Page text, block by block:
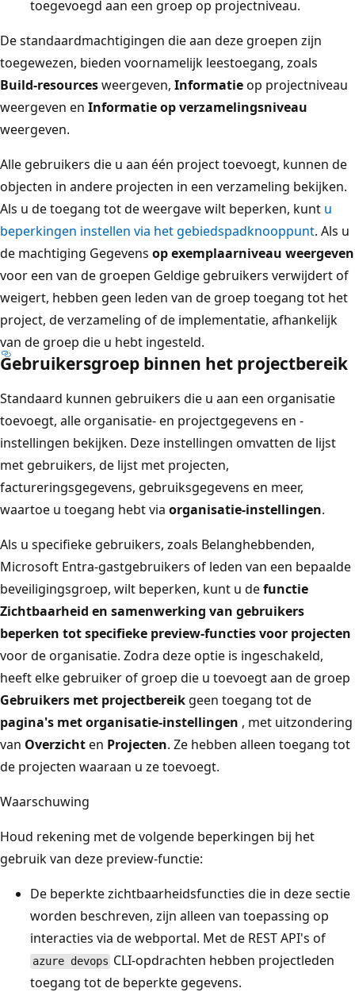
toegevoegd aan een groep op projectniveau.
De standaardmachtigingen die aan deze groepen zijn
toegewezen, bieden voornamelijk leestoegang, zoals
Build-resourcesweergeven, Informatieop projectniveau
weergeven en Informatie op verzamelingsniveau
weergeven.
Alle gebruikers die u aan één project toevoegt, kunnen de
objecten in andere projecten in een verzameling bekijken.
Als u de toegang tot de weergave wilt beperken, kunt u
beperkingen instellen via het gebiedspadknooppunt. Als u
de machtiging Gegevens op exemplaarniveau weergeven
voor een van de groepen Geldige gebruikers verwijdert of
weigert, hebben geen leden van de groep toegang tot het
project, de verzameling of de implementatie, afhankelijk
van de groep die u hebt ingesteld.
Gebruikersgroep binnen het projectbereik
Standaard kunnen gebruikers die u aan een organisatie
toevoegt, alle organisatie- en projectgegevens en -
instellingen bekijken. Deze instellingen omvatten de lijst
met gebruikers, de lijst met projecten,
factureringsgegevens, gebruiksgegevens en meer,
waartoe u toegang hebt via organisatie-instellingen.
Als u specifieke gebruikers, zoals Belanghebbenden,
Microsoft Entra-gastgebruikers of leden van een bepaalde
beveiligingsgroep, wilt beperken, kunt u defunctie
Zichtbaarheid en samenwerking van gebruikers
beperken tot specifieke preview-functies voor projecten
voor de organisatie. Zodra deze optie is ingeschakeld,
heeft elke gebruiker of groep die u toevoegt aan de groep
Gebruikers met projectbereik geen toegang tot de
pagina's met organisatie-instellingen , met uitzondering
van Overzichten Projecten. Ze hebben alleen toegang tot
de projecten waaraan u ze toevoegt.
Waarschuwing
Houd rekening met de volgende beperkingen bij het
gebruik van deze preview-functie:
De beperkte zichtbaarheidsfuncties die in deze sectie
worden beschreven, zijn alleen van toepassing op
interacties via de webportal. Met de REST API's of
azure devops CLI-opdrachten hebben projectleden
toegang tot de beperkte gegevens.